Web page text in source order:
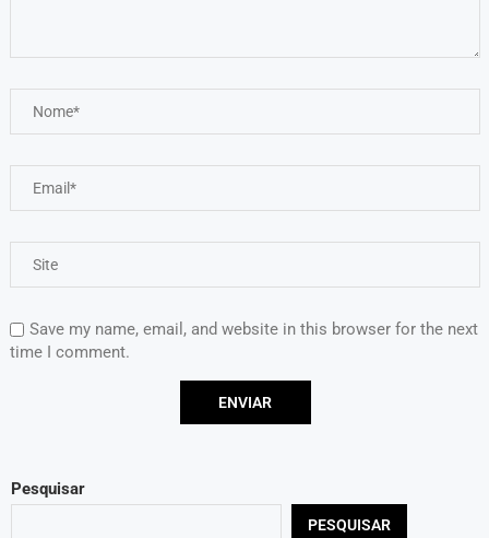
Save my name, email, and website in this browser for the next
time I comment.
Pesquisar
PESQUISAR